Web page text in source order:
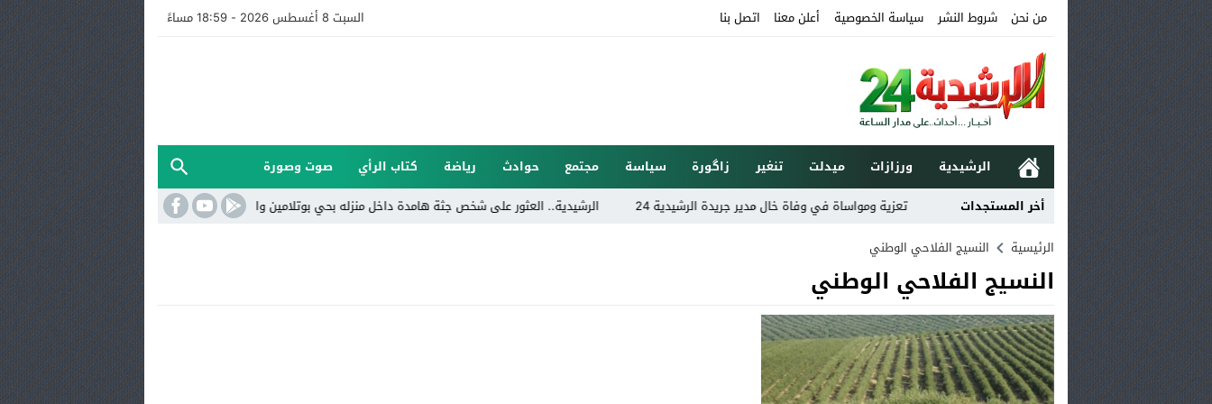
من نحن شروط النشر سياسة الخصوصية أعلن معنا اتصل بنا السبت 8 أغسطس 2026 - 18:59 مساءً
الرشيدية ورزازات ميدلت تنغير زاگورة سياسة مجتمع حوادث رياضة كتاب الرأي
صوت وصورة
أخر المستجدات
تعزية ومواساة في وفاة خال مدير جريدة الرشيدية 24 الرشيدية.. العثور على شخص جثة هامدة داخل منزله بحي بوتلامين والسلطات تفتح تحقيقا
الأرصاد الجوية: استمرار
الرئيسية
النسيج الفلاحي الوطني
النسيج الفلاحي الوطني